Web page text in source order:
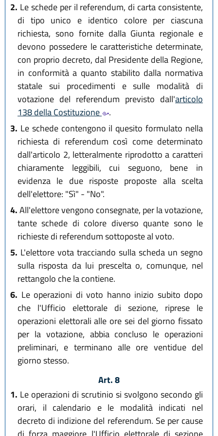
2. Le schede per il referendum, di carta consistente,
di tipo unico e identico colore per ciascuna
richiesta, sono fornite dalla Giunta regionale e
devono possedere le caratteristiche determinate,
con proprio decreto, dal Presidente della Regione,
in conformità a quanto stabilito dalla normativa
statale sui procedimenti e sulle modalità di
votazione del referendum previsto dall'articolo
138 della Costituzione
.
3. Le schede contengono il quesito formulato nella
richiesta di referendum così come determinato
dall'articolo 2, letteralmente riprodotto a caratteri
chiaramente leggibili, cui seguono, bene in
evidenza le due risposte proposte alla scelta
dell'elettore: "Sì" - "No".
4.All'elettore vengono consegnate, per la votazione,
tante schede di colore diverso quante sono le
richieste di referendum sottoposte al voto.
5. L'elettore vota tracciando sulla scheda un segno
sulla risposta da lui prescelta o, comunque, nel
rettangolo che la contiene.
6. Le operazioni di voto hanno inizio subito dopo
che l'Ufficio elettorale di sezione, riprese le
operazioni elettorali alle ore sei del giorno fissato
per la votazione, abbia concluso le operazioni
preliminari, e terminano alle ore ventidue del
giorno stesso.
Art. 8
1. Le operazioni di scrutinio si svolgono secondo gli
orari, il calendario e le modalità indicati nel
decreto di indizione del referendum. Se per cause